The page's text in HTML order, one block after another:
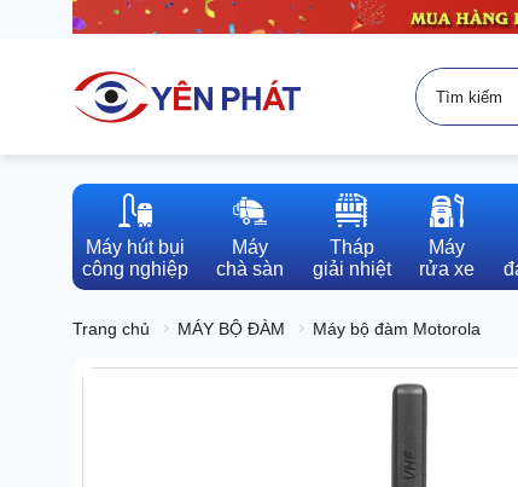
Máy hút bụi
công nghiệp
Máy
chà sàn
Tháp
giải nhiệt
Máy
rửa xe
Trang chủ MÁY BỘ ĐÀM Máy bộ đàm Motorola